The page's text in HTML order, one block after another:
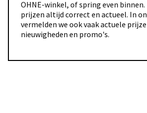
OHNE-winkel, of spring even binnen.
prijzen altijd correct en actueel. In
vermelden we ook vaak actuele
nieuwigheden en promo's.